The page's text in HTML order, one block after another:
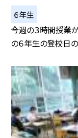
６年生
今週の３時間授業
の６年生の登校日